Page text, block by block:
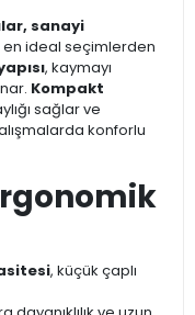
sanayi
en ideal seçimlerden
, kaymayı
Kompakt
sağlar ve
konforlu
, küçük çaplı